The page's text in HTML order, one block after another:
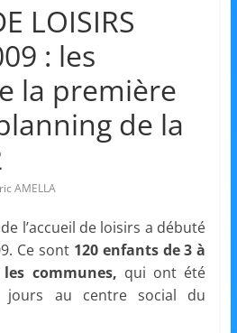
les
Loisirs,
l'éducation
et
l'Animation
–
LOISIRS
: les
la première
de la
AMELLA
l’accueil de loisirs a débuté
Ce sont 120 enfants de 3 à
communes, qui ont été
jours au centre social du